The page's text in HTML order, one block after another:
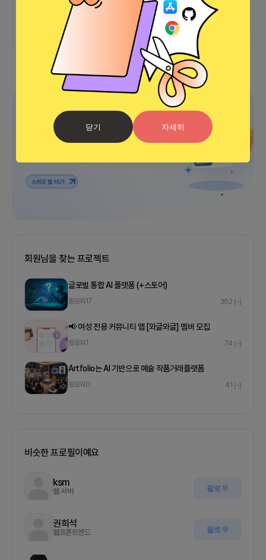
닫기 자세히
아직 후기가 도착하지 않았습니다
회원님을 찾는 프로젝트
글로벌 통합 AI 플랫폼 (+스토어)
팔로워 17 362 (-)
📢 여성 전용 커뮤니티 앱 [와글와글] 멤버 모집
팔로워 1 74 (-)
Artfolio는 AI 기반으로 예술 작품거래플랫폼
팔로워 0 41 (-)
비슷한 프로필이예요
ksm
웹 서버 팔로우
권희석
웹프론트엔드 팔로우